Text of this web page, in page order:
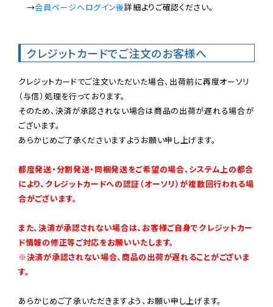
→会員ページへログイン後詳細よりご確認ください。
クレジットカードでご注文のお客様へ
クレジットカードでご注文いただいた場合、出荷前に再度オーソリ
（与信）処理を行っております。
そのため、決済が承認されない場合は商品の出荷が遅れる場合が
ございます。
あらかじめご了承くださいますようお願い申し上げます。
都度発送・分割発送・同梱発送をご希望の場合、システム上の都合
により、クレジットカードへの認証（オーソリ）が複数回行われる場
合がございます。
また、決済が承認されない場合は、お客様ご自身でクレジットカー
ド情報の修正等ご対応をお願いいたします。
※決済が承認されない場合、商品の出荷が遅れることがございま
す。
あらかじめご了承いただきますよう、お願い申し上げます。